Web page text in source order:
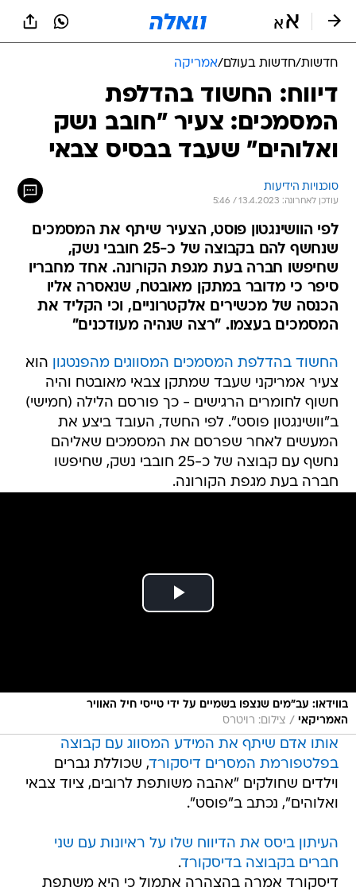
חדשות/חדשות בעולם/אמריקה
דיווח: החשוד בהדלפת
המסמכים: צעיר "חובב נשק
ואלוהים" שעבד בבסיס צבאי
סוכנויות הידיעות
עודכן לאחרונה: 13.4.2023 / 5:46
לפי הוושינגטון פוסט, הצעיר שיתף את המסמכים
שנחשף להם בקבוצה של כ-25 חובבי נשק,
שחיפשו חברה בעת מגפת הקורונה. אחד מחבריו
סיפר כי מדובר במתקן מאובטח, שנאסרה אליו
הכנסה של מכשירים אלקטרוניים, וכי הקליד את
המסמכים בעצמו. "רצה שנהיה מעודכנים"
החשוד בהדלפת המסמכים המסווגים מהפנטגון הוא
צעיר אמריקני שעבד שמתקן צבאי מאובטח והיה
חשוף לחומרים הרגישים - כך פורסם הלילה (חמישי)
ב"וושינגטון פוסט". לפי החשד, העובד ביצע את
המעשים לאחר שפרסם את המסמכים שאליהם
נחשף עם קבוצה של כ-25 חובבי נשק, שחיפשו
חברה בעת מגפת הקורונה.
בווידאו: עב"מים שנצפו בשמיים על ידי טייסי חיל האוויר
האמריקאי / צילום: רויטרס
אותו אדם שיתף את המידע המסווג עם קבוצה
בפלטפורמת המסרים דיסקורד, שכוללת גברים
וילדים שחולקים "אהבה משותפת לרובים, ציוד צבאי
ואלוהים", נכתב ב"פוסט".
העיתון ביסס את הדיווח שלו על ראיונות עם שני
חברים בקבוצה בדיסקורד.
דיסקורד אמרה בהצהרה אתמול כי היא משתפת